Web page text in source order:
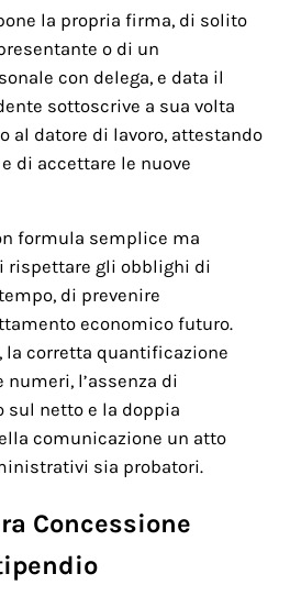
la propria firma, di solito
o di un
con delega, e data il
sottoscrive a sua volta
al datore di lavoro, attestando
di accettare le nuove
formula semplice ma
rispettare gli obblighi di
di prevenire
economico futuro.
la corretta quantificazione
l’assenza di
sul netto e la doppia
comunicazione un atto
sia probatori.
Concessione